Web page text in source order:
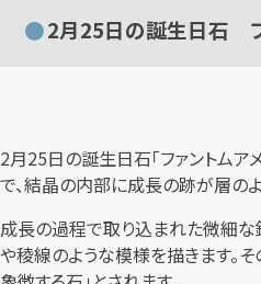
2月25日の誕生日石 フ
2月25日の誕生日石「ファントムア
で、結晶の内部に成長の跡が層の
成長の過程で取り込まれた微細
や稜線のような模様を描きます。